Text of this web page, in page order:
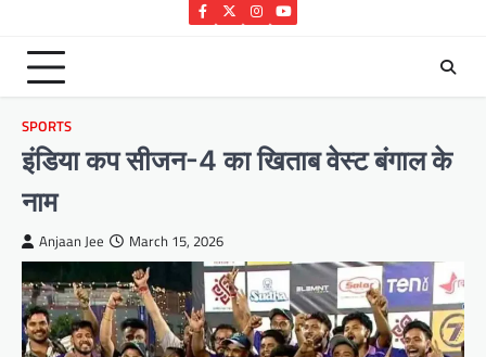
Facebook
TwitterInstagram
YouTube
SPORTS
इंडिया कप सीजन-4 का खिताब वेस्ट बंगाल के
नाम
Anjaan Jee March 15, 2026